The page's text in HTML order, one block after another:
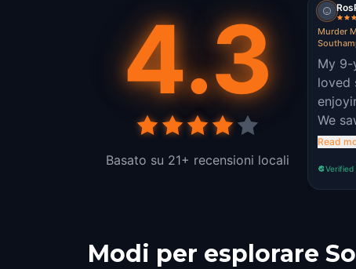
4.3
Basato su 21+ recensioni locali
Murder
My 9-
loved
We
Read
Verified
Modi per esplorare